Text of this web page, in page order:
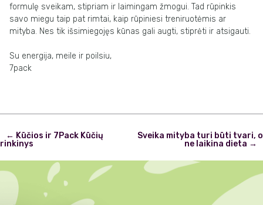
formulę sveikam, stipriam ir laimingam žmogui. Tad rūpinkis
savo miegu taip pat rimtai, kaip rūpiniesi treniruotėmis ar
mityba. Nes tik išsimiegojęs kūnas gali augti, stiprėti ir atsigauti.
Su energija, meile ir poilsiu,
7pack
Post
navigation
Sveika mityba turi būti tvari, o
ne laikina dieta →
← Kūčios ir 7Pack Kūčių
rinkinys